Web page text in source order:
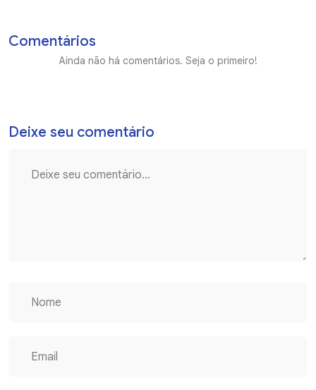
Comentários
Ainda não há comentários. Seja o primeiro!
Deixe seu comentário